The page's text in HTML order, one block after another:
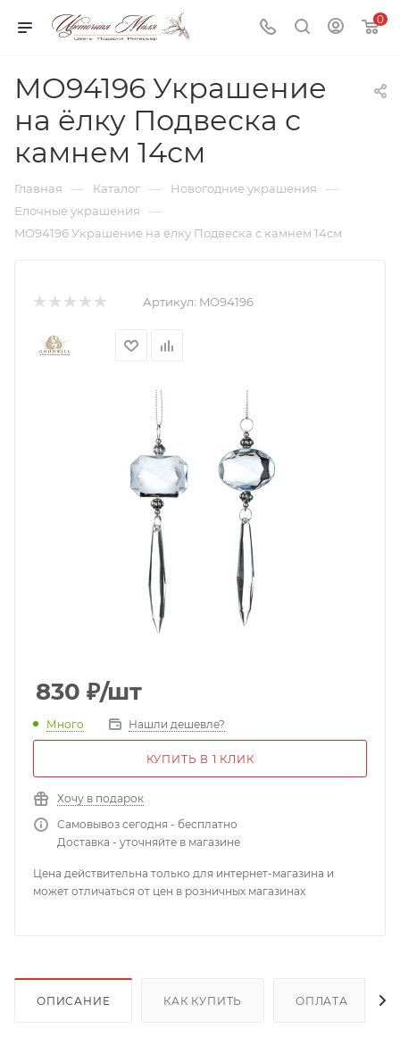
0
MO94196 Украшение
на ёлку Подвеска с
камнем 14см
Главная — Каталог — Новогодние украшения —
Елочные украшения —
MO94196 Украшение на ёлку Подвеска с камнем 14см
Артикул: MO94196
830 ₽/шт
Много Нашли дешевле?
КУПИТЬ В 1 КЛИК
Хочу в подарок
Самовывоз сегодня - бесплатно
Доставка - уточняйте в магазине
Цена действительна только для интернет-магазина и
может отличаться от цен в розничных магазинах
ОПИСАНИЕ КАК КУПИТЬ ОПЛАТА